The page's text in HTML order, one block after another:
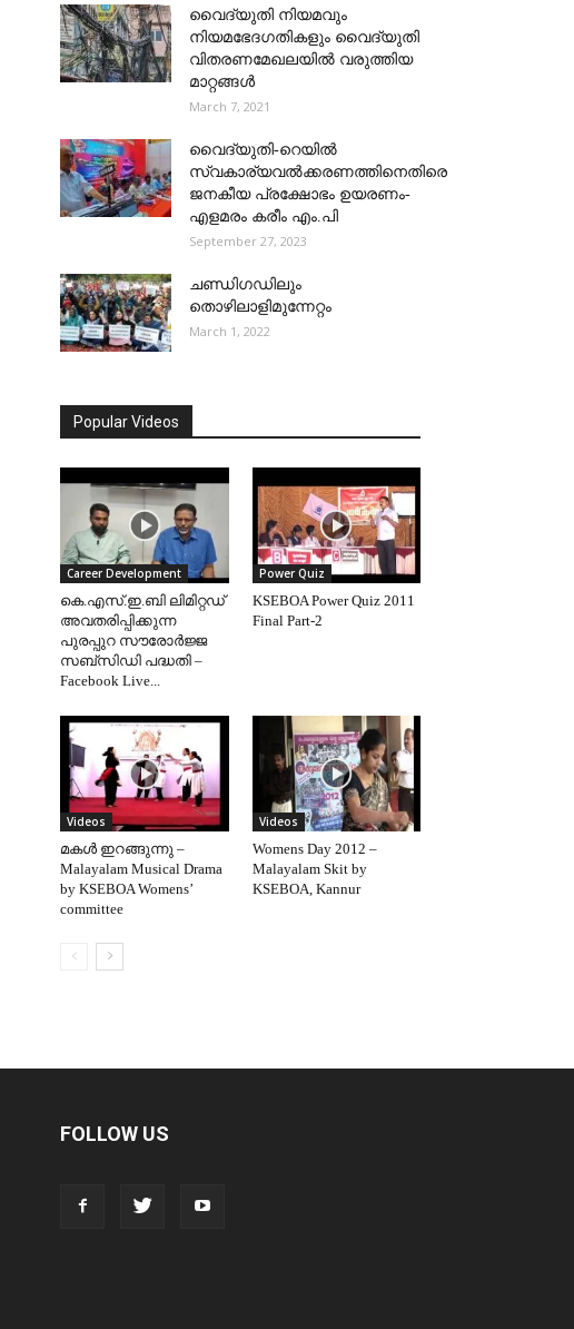
വൈദ്യുതി നിയമവും
നിയമഭേദഗതികളും വൈദ്യുതി
വിതരണമേഖലയിൽ വരുത്തിയ
മാറ്റങ്ങൾ
March 7, 2021
വൈദ്യുതി-റെയില്‍
സ്വകാര്യവല്‍ക്കരണത്തിനെതിരെ
ജനകീയ പ്രക്ഷോഭം ഉയരണം-
എളമരം കരീം എം.പി
September 27, 2023
ചണ്ഡിഗഡിലും
തൊഴിലാളിമുന്നേറ്റം
March 1, 2022
Popular Videos
Career Development
കെ.എസ്.ഇ.ബി ലിമിറ്റഡ്
അവതരിപ്പിക്കുന്ന
പുരപ്പുറ സൗരോർജ്ജ
സബ്‌സിഡി പദ്ധതി –
Facebook Live...
Power Quiz
KSEBOA Power Quiz 2011
Final Part-2
Videos
മകള്‍ ഇറങ്ങുന്നു –
Malayalam Musical Drama
by KSEBOA Womens’
committee
Videos
Womens Day 2012 –
Malayalam Skit by
KSEBOA, Kannur
FOLLOW US